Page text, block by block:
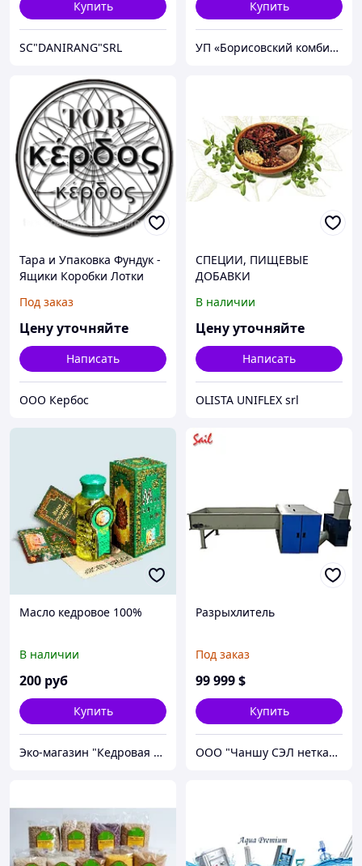
Купить
SC"DANIRANG"SRL
Купить
УП «Борисовский комбинат хлебопродуктов» ОАО «Минскоблхлебопродукт»
Тара и Упаковка Фундук -
Ящики Коробки Лотки
Под заказ
Цену уточняйте
Написать
ООО Кербос
СПЕЦИИ, ПИЩЕВЫЕ
ДОБАВКИ
В наличии
Цену уточняйте
Написать
OLISTA UNIFLEX srl
Масло кедровое 100%
В наличии
200 руб
Купить
Эко-магазин "Кедровая лавка "Олеся"
Разрыхлитель
Под заказ
99 999$
Купить
ООО "Чаншу СЭЛ нетканые оборудования"